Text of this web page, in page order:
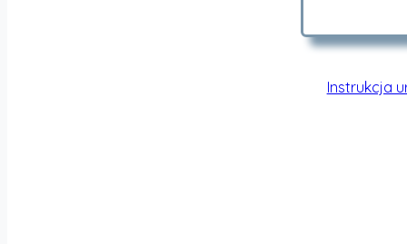
Instrukcja